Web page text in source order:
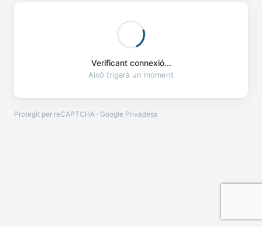
Verificant connexió...
Això trigarà un moment
Protegit per reCAPTCHA · Google Privadesa